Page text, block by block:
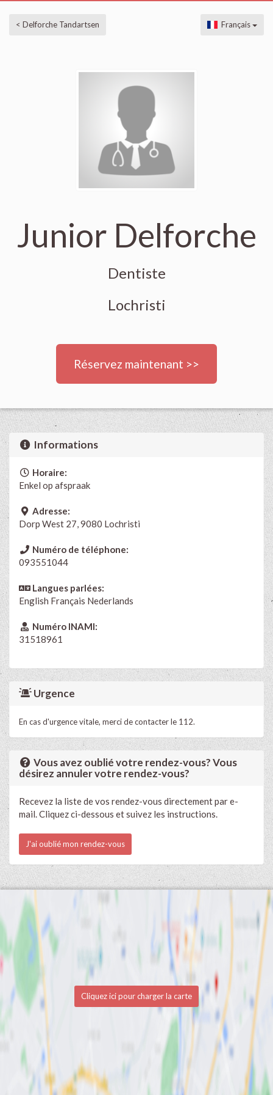
< Delforche Tandartsen Français
Junior Delforche
Dentiste
Lochristi
Réservez maintenant >>
Informations
Horaire:
Enkel op afspraak
Adresse:
Dorp West 27, 9080 Lochristi
Numéro de téléphone:
093551044
Langues parlées:
English Français Nederlands
Numéro INAMI:
31518961
Urgence
En cas d'urgence vitale, merci de contacter le 112.
Vous avez oublié votre rendez-vous? Vous
désirez annuler votre rendez-vous?
Recevez la liste de vos rendez-vous directement par e-
mail. Cliquez ci-dessous et suivez les instructions.
J'ai oublié mon rendez-vous
Cliquez ici pour charger la carte